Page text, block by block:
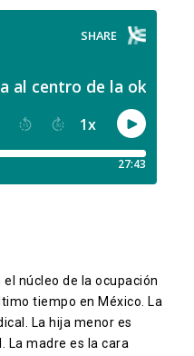
núcleo de la ocupación
tiempo en México. La
La hija menor es
La madre es la cara